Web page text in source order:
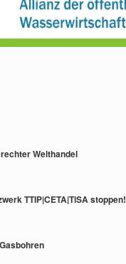
Welthandel
TTIP|CETA|TiSA stoppen!